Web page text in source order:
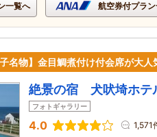
一覧へ 航空券付プラ
名物】金目鯛煮付け付会席が大人
絶景の宿 犬吠埼ホテ
フォトギャラリー
4.0 1,571